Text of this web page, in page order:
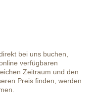
bei uns buchen,
verfügbaren
Zeitraum und den
Preis finden, werden